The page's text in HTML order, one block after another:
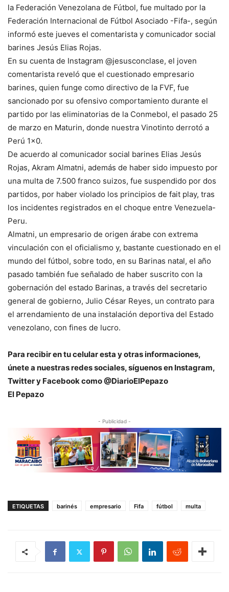
la Federación Venezolana de Fútbol, fue multado por la
Federación Internacional de Fútbol Asociado -Fifa-, según
informó este jueves el comentarista y comunicador social
barines Jesús Elias Rojas.
En su cuenta de Instagram @jesusconclase, el joven
comentarista reveló que el cuestionado empresario
barines, quien funge como directivo de la FVF, fue
sancionado por su ofensivo comportamiento durante el
partido por las eliminatorias de la Conmebol, el pasado 25
de marzo en Maturin, donde nuestra Vinotinto derrotó a
Perú 1×0.
De acuerdo al comunicador social barines Elias Jesús
Rojas, Akram Almatni, además de haber sido impuesto por
una multa de 7.500 franco suizos, fue suspendido por dos
partidos, por haber violado los principios de fait play, tras
los incidentes registrados en el choque entre Venezuela-
Peru.
Almatni, un empresario de origen árabe con extrema
vinculación con el oficialismo y, bastante cuestionado en el
mundo del fútbol, sobre todo, en su Barinas natal, el año
pasado también fue señalado de haber suscrito con la
gobernación del estado Barinas, a través del secretario
general de gobierno, Julio César Reyes, un contrato para
el arrendamiento de una instalación deportiva del Estado
venezolano, con fines de lucro.
Para recibir en tu celular esta y otras informaciones,
únete a nuestras redes sociales, síguenos en Instagram,
Twitter y Facebook como @DiarioElPepazo
El Pepazo
- Publicidad -
ETIQUETAS barinés empresario Fifa fútbol multa